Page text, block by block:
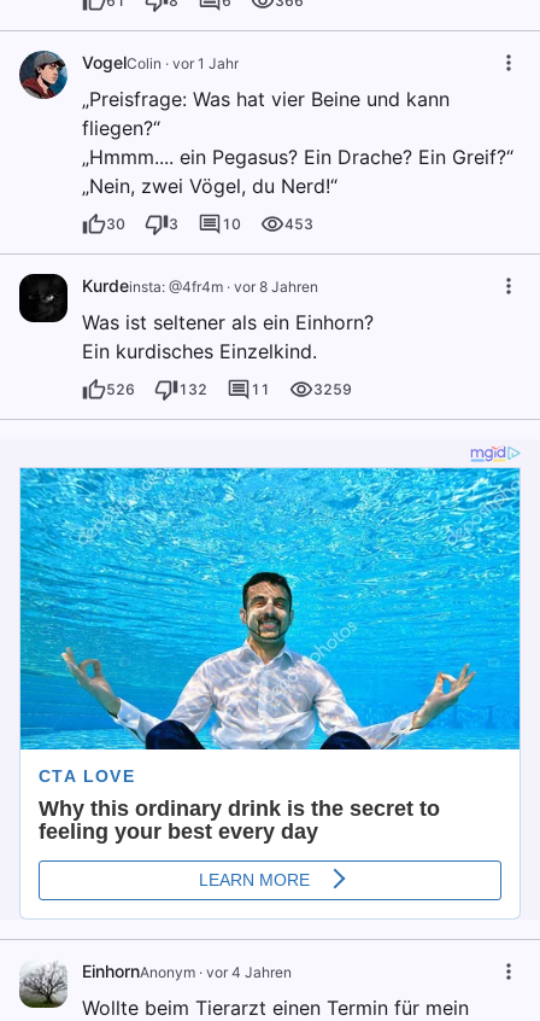
VogelColin · vor 1 Jahr
„Preisfrage: Was hat vier Beine und kann
fliegen?“
„Hmmm.... ein Pegasus? Ein Drache? Ein Greif?“
„Nein, zwei Vögel, du Nerd!“
30 3 10 453
Kurdeinsta: @4fr4m · vor 8 Jahren
Was ist seltener als ein Einhorn?
Ein kurdisches Einzelkind.
526 132 11 3259
EinhornAnonym · vor 4 Jahren
Wollte beim Tierarzt einen Termin für mein